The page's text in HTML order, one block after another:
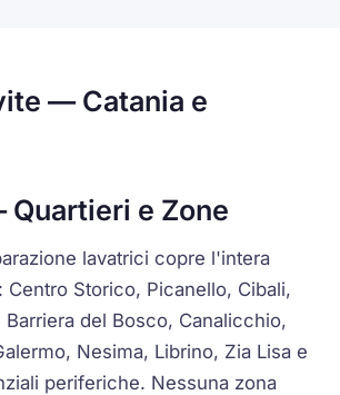
— Catania e
Quartieri e Zone
lavatrici copre l'intera
Centro Storico, Picanello, Cibali,
Barriera del Bosco, Canalicchio,
Nesima, Librino, Zia Lisa e
periferiche. Nessuna zona